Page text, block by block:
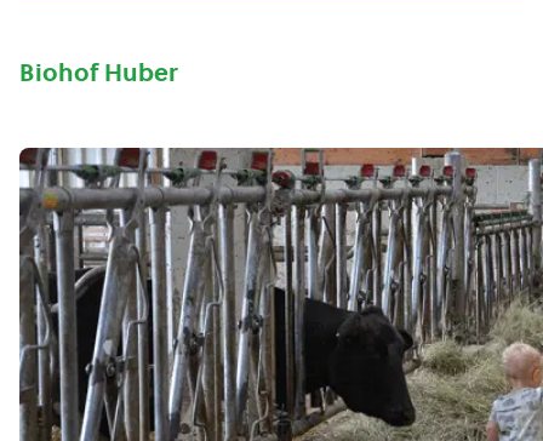
Biohof Huber